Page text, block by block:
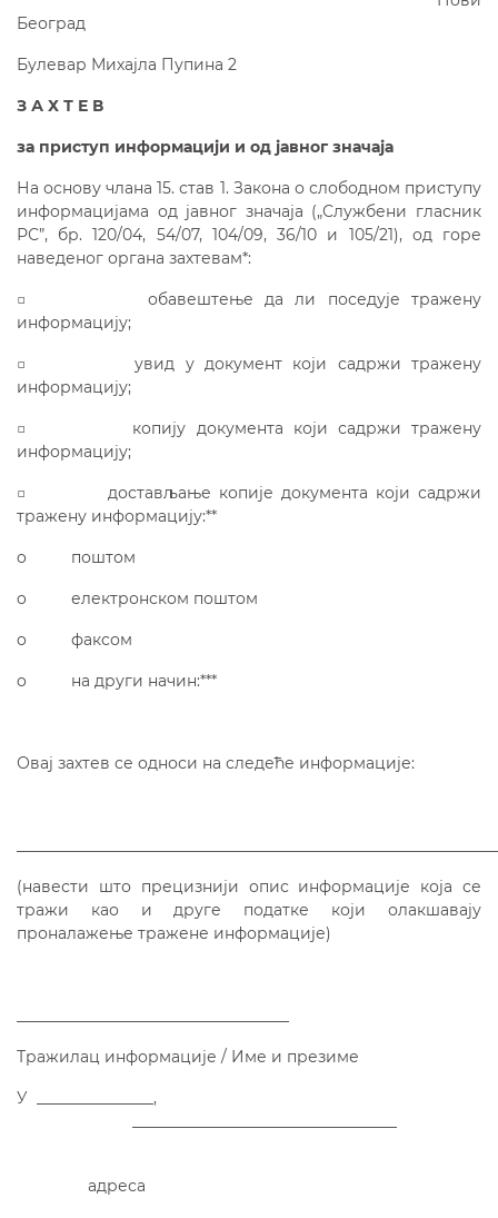
Београд
Булевар Михајла Пупина 2
З А Х Т Е В
за приступ информацији и од јавног значаја
На основу члана 15. став 1. Закона о слободном приступу
информацијама од јавног значаја („Службени гласник
РС”, бр. 120/04, 54/07, 104/09, 36/10 и 105/21), од горе
наведеног органа захтевам*:
□ обавештење да ли поседује тражену
информацију;
□ увид у документ који садржи тражену
информацију;
□ копију документа који садржи тражену
информацију;
□ достављање копије документа који садржи
тражену информацију:**
o поштом
o електронском поштом
o факсом
o на други начин:***
Овај захтев се односи на следеће информације:
(навести што прецизнији опис информације која се
тражи као и друге податке који олакшавају
проналажење тражене информације)
Тражилац информације / Име и презиме
У _______________,
адреса